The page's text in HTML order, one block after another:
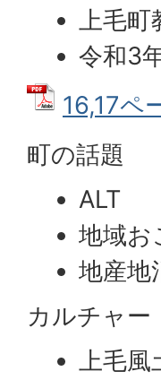
上毛
令和3
16,17ペ
町の話題
ALT
地域お
地産地
カルチャー
上毛